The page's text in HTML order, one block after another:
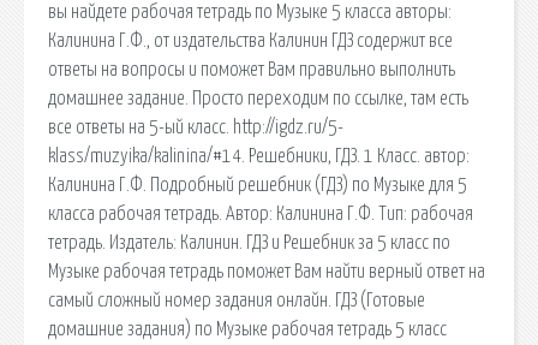
вы найдете рабочая тетрадь по Музыке 5 класса авторы:
Калинина Г.Ф., от издательства Калинин ГДЗ содержит все
ответы на вопросы и поможет Вам правильно выполнить
домашнее задание. Просто переходим по ссылке, там есть
все ответы на 5-ый класс. http://igdz.ru/5-
klass/muzyika/kalinina/#14. Решебники, ГДЗ. 1 Класс. автор:
Калинина Г.Ф. Подробный решебник (ГДЗ) по Музыке для 5
класса рабочая тетрадь. Автор: Калинина Г.Ф. Тип: рабочая
тетрадь. Издатель: Калинин. ГДЗ и Решебник за 5 класс по
Музыке рабочая тетрадь поможет Вам найти верный ответ на
самый сложный номер задания онлайн. ГДЗ (Готовые
домашние задания) по Музыке рабочая тетрадь 5 класс